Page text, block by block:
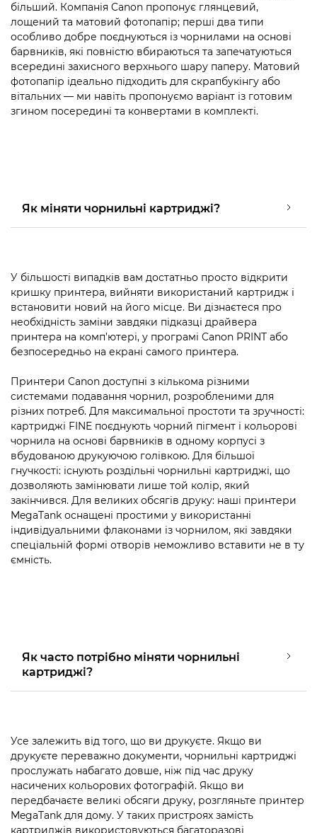
більший. Компанія Canon пропонує глянцевий,
лощений та матовий фотопапір; перші два типи
особливо добре поєднуються із чорнилами на основі
барвників, які повністю вбираються та запечатуються
всередині захисного верхнього шару паперу. Матовий
фотопапір ідеально підходить для скрапбукінгу або
вітальних — ми навіть пропонуємо варіант із готовим
згином посередині та конвертами в комплекті.
Як міняти чорнильні картриджі?
У більшості випадків вам достатньо просто відкрити
кришку принтера, вийняти використаний картридж і
встановити новий на його місце. Ви дізнаєтеся про
необхідність заміни завдяки підказці драйвера
принтера на комп’ютері, у програмі Canon PRINT або
безпосередньо на екрані самого принтера.
Принтери Canon доступні з кількома різними
системами подавання чорнил, розробленими для
різних потреб. Для максимальної простоти та зручності:
картриджі FINE поєднують чорний пігмент і кольорові
чорнила на основі барвників в одному корпусі з
вбудованою друкуючою голівкою. Для більшої
гнучкості: існують роздільні чорнильні картриджі, що
дозволяють замінювати лише той колір, який
закінчився. Для великих обсягів друку: наші принтери
MegaTank оснащені простими у використанні
індивідуальними флаконами із чорнилом, які завдяки
спеціальній формі отворів неможливо вставити не в ту
ємність.
Як часто потрібно міняти чорнильні
картриджі?
Усе залежить від того, що ви друкуєте. Якщо ви
друкуєте переважно документи, чорнильні картриджі
прослужать набагато довше, ніж під час друку
насичених кольорових фотографій. Якщо ви
передбачаєте великі обсяги друку, розгляньте принтер
MegaTank для дому. У таких пристроях замість
картриджів використовуються багаторазові